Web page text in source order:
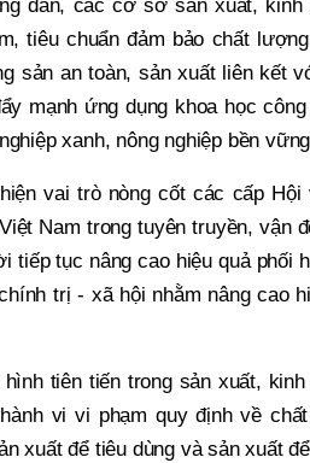
dân, các cơ sở sản xuất, kinh
tiêu chuẩn đảm bảo chất
sản an toàn, sản xuất liên kết
mạnh ứng dụng khoa học
xanh, nông nghiệp bền
vai trò nòng cốt các cấp
Nam trong tuyên truyền, vận
tiếp tục nâng cao hiệu quả phối
trị - xã hội nhằm nâng cao
tiên tiến trong sản xuất,
vi vi phạm quy định về
xuất để tiêu dùng và sản xuất